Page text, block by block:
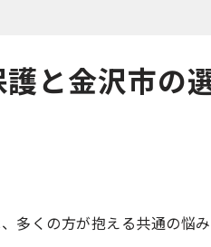
と金沢市の
多くの方が抱える共通の悩み